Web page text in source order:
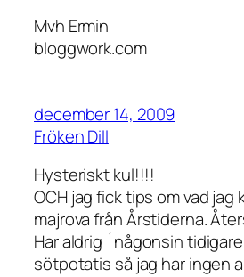
Mvh Ermin
bloggwork.com
december 14, 2009
Fröken Dill
Hysteriskt kul!!!!
OCH jag fick tips om vad jag
majrova från Årstiderna.
Har aldrig ´någonsin
sötpotatis så jag har ingen